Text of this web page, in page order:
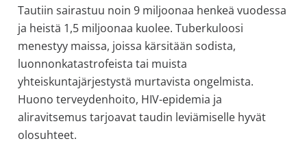
Tautiin sairastuu noin 9 miljoonaa henkeä vuodessa
ja heistä 1,5 miljoonaa kuolee. Tuberkuloosi
menestyy maissa, joissa kärsitään sodista,
luonnonkatastrofeista tai muista
yhteiskuntajärjestystä murtavista ongelmista.
Huono terveydenhoito, HIV-epidemia ja
aliravitsemus tarjoavat taudin leviämiselle hyvät
olosuhteet.